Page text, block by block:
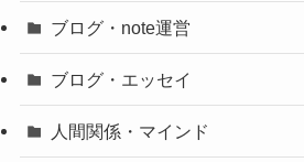
ブログ・note運営
ブログ・エッセイ
人間関係・マインド